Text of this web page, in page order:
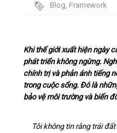
Video
Kiến thức
Blog, Framework
Khi thế giới xuất hiện ngày
phát triển không ngừng.
chính trị và phản ánh tiếng
trong cuộc sống. Đó là
bảo vệ môi trường và biến
Tôi không tin rằng trái